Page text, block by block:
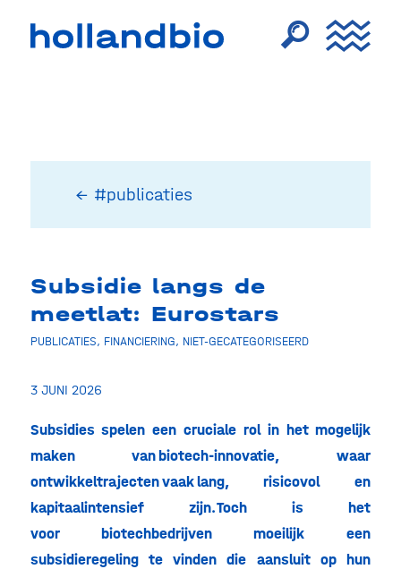
← #publicaties
Subsidie langs de
meetlat: Eurostars
PUBLICATIES, FINANCIERING, NIET-GECATEGORISEERD
3 JUNI 2026
Subsidies spelen een cruciale rol in het mogelijk
maken van biotech-innovatie, waar
ontwikkeltrajecten vaak lang, risicovol en
kapitaalintensief zijn. Toch is het
voor biotechbedrijven moeilijk een
subsidieregeling te vinden die aansluit op hun